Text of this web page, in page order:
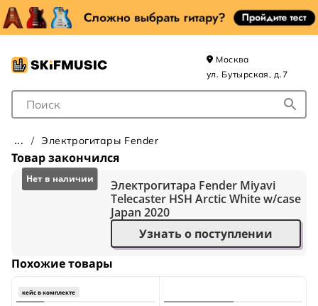
Поле для Поиска
Москва
ул. Бутырская, д.7
Электрогитары Fender
Товар закончился
Электрогитара Fender Miyavi
Telecaster HSH Arctic White w/case
Japan 2020
Узнать о поступлении
Похожие товары